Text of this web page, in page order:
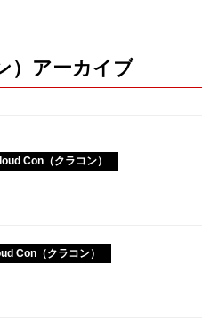
）アーカイブ
Con（クラコン）
Con（クラコン）